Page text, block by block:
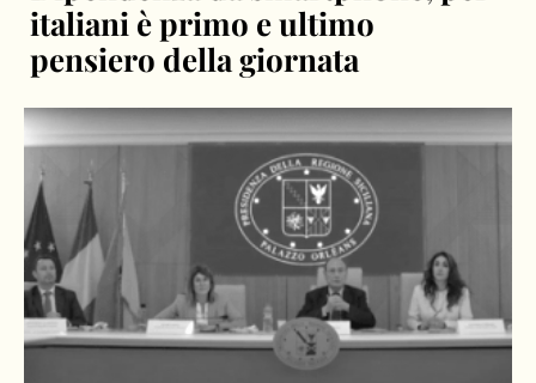
italiani è primo e ultimo
pensiero della giornata